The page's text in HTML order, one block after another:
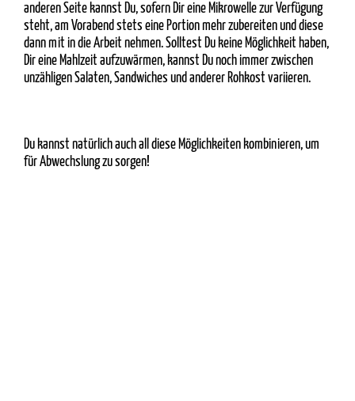
anderen Seite kannst Du, sofern Dir eine Mikrowelle zur Verfügung
steht, am Vorabend stets eine Portion mehr zubereiten und diese
dann mit in die Arbeit nehmen. Solltest Du keine Möglichkeit haben,
Dir eine Mahlzeit aufzuwärmen, kannst Du noch immer zwischen
unzähligen Salaten, Sandwiches und anderer Rohkost variieren.
Du kannst natürlich auch all diese Möglichkeiten kombinieren, um
für Abwechslung zu sorgen!